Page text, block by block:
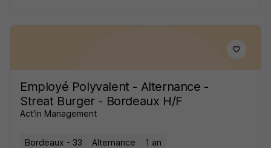
Employé Polyvalent - Alternance -
Streat Burger - Bordeaux H/F
Act'in Management
Bordeaux - 33 Alternance 1 an